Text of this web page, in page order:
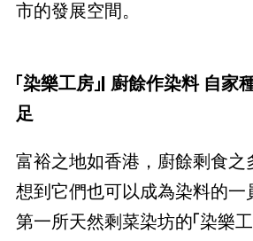
市的發展空間。
「染樂工房」| 廚餘作染料 自家
足
富裕之地如香港，廚餘剩食之
想到它們也可以成為染料的一
第一所天然剩菜染坊的「染樂工